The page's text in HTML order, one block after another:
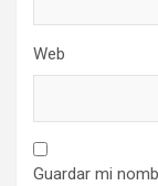
Web
Guardar mi